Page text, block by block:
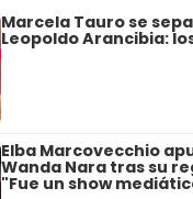
Marcela Tauro se
Leopoldo Arancibia:
Elba Marcovecchio
Wanda Nara tras su
"Fue un show